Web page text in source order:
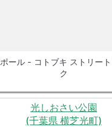
ール - コトブキ ストリー
ク
光しおさい公園
(千葉県 横芝光町)